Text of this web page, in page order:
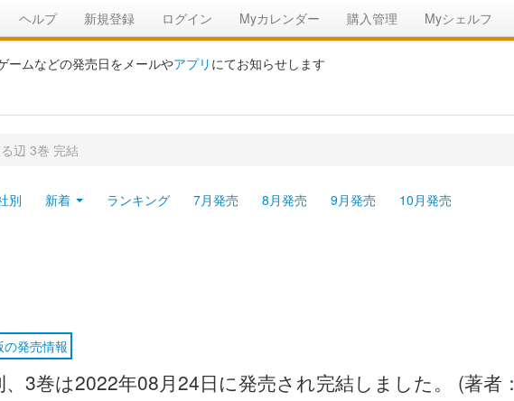
ヘルプ 新規登録 ログイン Myカレンダー 購入管理 Myシェルフ
ームなどの発売日をメールやアプリ にてお知らせします
辺 3巻 完結
別 新着 ランキング 7月発売 8月発売 9月発売 10月発売
の発売情報
3巻は2022年08月24日に発売され完結しました。 (著者：